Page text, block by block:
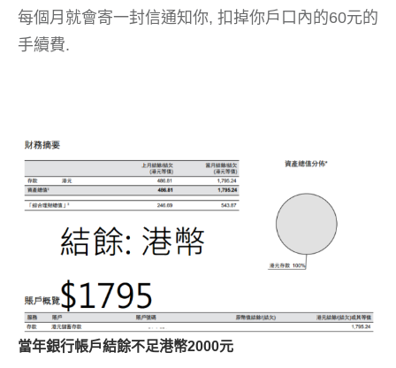
每個月就會寄一封信通知你, 扣掉你戶口內的60元的
手續費.
當年銀行帳戶結餘不足港幣2000元